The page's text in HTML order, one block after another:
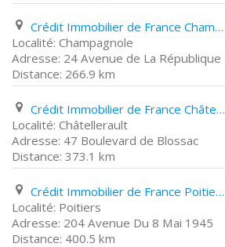
Crédit Immobilier de France Champagnole 24 Avenue de La République
Champagnole
24 Avenue de La République
266.9 km
Crédit Immobilier de France Châtellerault 47 Boulevard de Blossac
Châtellerault
47 Boulevard de Blossac
373.1 km
Crédit Immobilier de France Poitiers 204 Avenue Du 8 Mai 1945
Poitiers
204 Avenue Du 8 Mai 1945
400.5 km